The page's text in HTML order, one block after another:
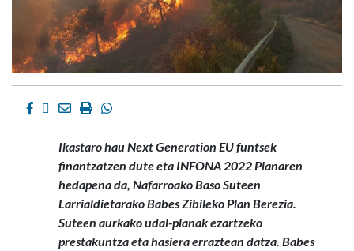
Facebook
Twitter
EmailImprimirWhatsapp
Ikastaro hau Next Generation EU funtsek
finantzatzen dute eta INFONA 2022 Planaren
hedapena da, Nafarroako Baso Suteen
Larrialdietarako Babes Zibileko Plan Berezia.
Suteen aurkako udal-planak ezartzeko
prestakuntza eta hasiera erraztean datza. Babes